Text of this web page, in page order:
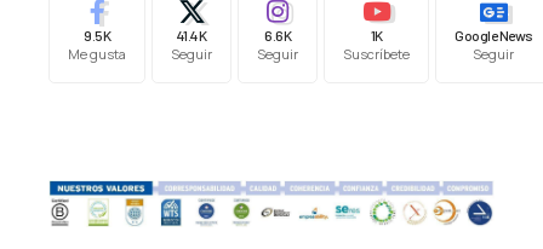
9.5K
Me gusta
41.4K
Seguir
6.6K
Seguir
1K
Suscríbete
Google News
Seguir